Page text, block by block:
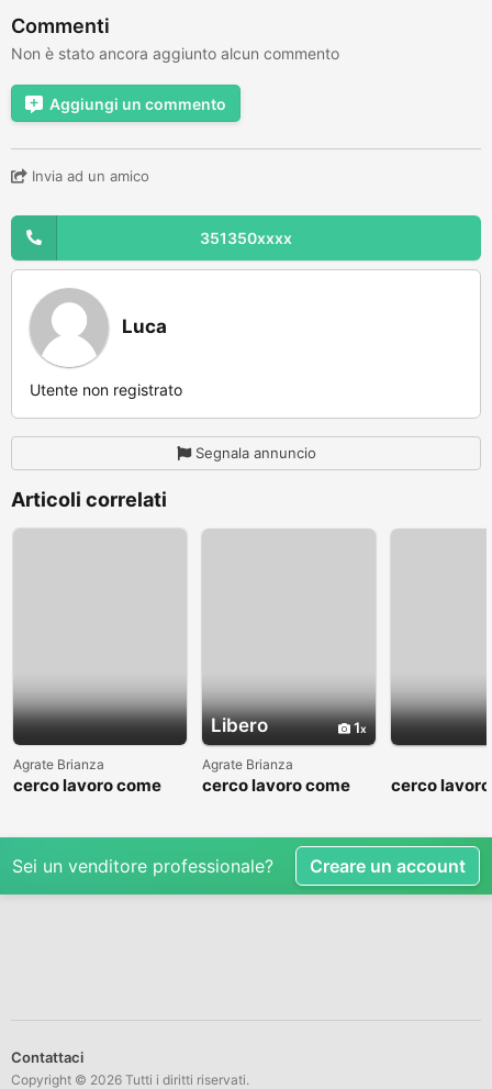
Commenti
Non è stato ancora aggiunto alcun commento
Aggiungi un commento
Invia ad un amico
351350xxxx
Luca
Utente non registrato
Segnala annuncio
Articoli correlati
Agrate Brianza
cerco lavoro come
Libero 1
Agrate Brianza
cerco lavoro come
cerco
Sei un venditore professionale? Creare un account
Contattaci
Copyright © 2026 Tutti i diritti riservati.